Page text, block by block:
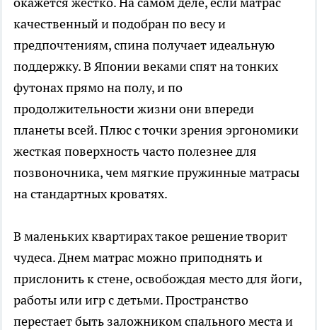
качественный и подобран по весу и
предпочтениям, спина получает идеальную
поддержку. В Японии веками спят на тонких
футонах прямо на полу, и по
продолжительности жизни они впереди
планеты всей. Плюс с точки зрения эргономики
жесткая поверхность часто полезнее для
позвоночника, чем мягкие пружинные матрасы
на стандартных кроватях.
В маленьких квартирах такое решение творит
чудеса. Днем матрас можно приподнять и
прислонить к стене, освобождая место для йоги,
работы или игр с детьми. Пространство
перестает быть заложником спального места и